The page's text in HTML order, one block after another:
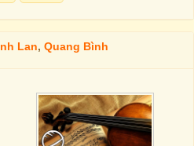
Lan, Quang Bình